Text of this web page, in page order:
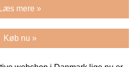
Læs mere »
Køb nu »